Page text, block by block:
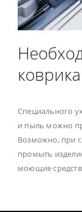
Специального
и пыль можно
Возможно, при
промыть
моющие